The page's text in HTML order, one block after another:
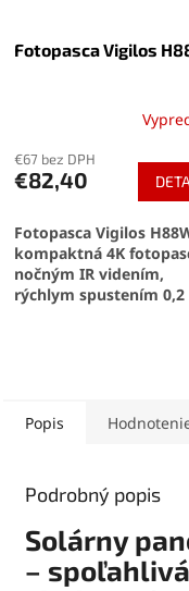
Fotopasca Vigilos
€67 bez DPH
€82,40
Fotopasca Vigilos
kompaktná 4K
nočným IR videním,
rýchlym spustením 0,2
chaty, záhrady, skladu
pozemku. Ponúka
GB, možnosť uzamknutia
napájanie cez DC
6 V / 1,5 A.
Popis
Podrobný popis
Solárny
–